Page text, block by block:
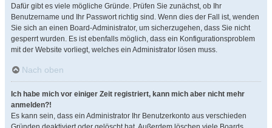
Dafür gibt es viele mögliche Gründe. Prüfen Sie zunächst, ob Ihr
Benutzername und Ihr Passwort richtig sind. Wenn dies der Fall ist, wenden
Sie sich an einen Board-Administrator, um sicherzugehen, dass Sie nicht
gesperrt wurden. Es ist ebenfalls möglich, dass ein Konfigurationsproblem
mit der Website vorliegt, welches ein Administrator lösen muss.
Nach oben
Ich habe mich vor einiger Zeit registriert, kann mich aber nicht mehr
anmelden?!
Es kann sein, dass ein Administrator Ihr Benutzerkonto aus verschieden